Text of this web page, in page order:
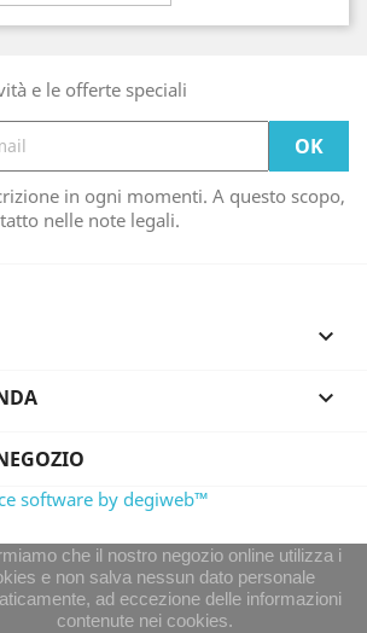
e le offerte speciali
in ogni momenti. A questo scopo,
nelle note legali.


che il nostro negozio online utilizza i
e non salva nessun dato personale
ad eccezione delle informazioni
contenute nei cookies.
software by degiweb™